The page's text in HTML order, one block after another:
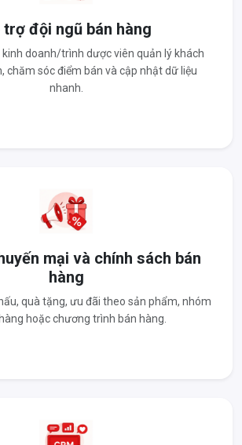
trợ đội ngũ bán hàng
kinh doanh/trình dược viên quản lý khách
chăm sóc điểm bán và cập nhật dữ liệu
nhanh.
mại và chính sách bán
hàng
quà tặng, ưu đãi theo sản phẩm, nhóm
hoặc chương trình bán hàng.